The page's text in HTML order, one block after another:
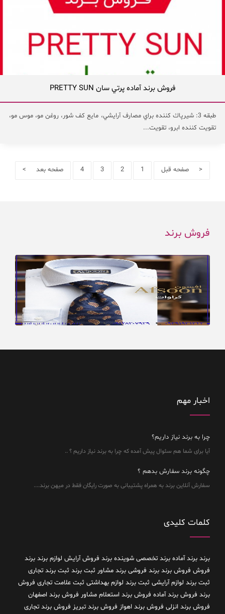
فروش برند آماده پرتي سان PRETTY SUN
طبقه 3: شيرپاك كننده براي مصارف آرايشي، مايع كف شور، روغن مو، موس مو،
تقويت كننده ابرو، تقويت...
< صفحه قبل 1
2
3
4 صفحه بعد >
فروش برند
اخبار مهم
چرا به برند نیاز داریم؟
آیا برای شما هم سئوال پیش آمده که چرا به برند نیاز داریم ؟ ..
چگونه برند سفارش بدهم ؟
سفارش آنلاین برند به همراه پشتیبانی به صورت رایگان فقط در میهن برند....
کلمات کلیدی
برند برند آماده برند تخصصی شوینده برند فروش آرایش لوازم برند برند
فروش فروش برند برند فروشی برند مشاور ثبت برند ثبت برند تجاری
ثبت برند لوازم آرایشی ثبت برند لوازم بهداشتی ثبت علامت تجاری فروش
برند فروش برند آماده فروش برند استعلام مشاور فروش برند اصفهان
فروش برند انزلی فروش برند اهواز فروش برند تبریز فروش برند تجاری